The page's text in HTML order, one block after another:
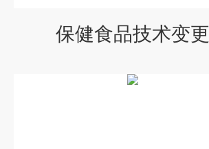
保健食品技术变更